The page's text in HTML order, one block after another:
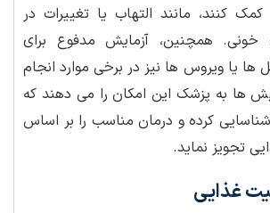
کنند، مانند التهاب یا تغییرات در
خونی. همچنین، آزمایش مدفوع برای
ها یا ویروس ها نیز در برخی موارد انجام
ها به پزشک این امکان را می دهند که
شناسایی کرده و درمان مناسب را بر اساس
تجویز نماید.
غذایی